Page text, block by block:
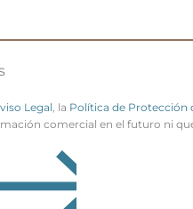
Legal , la Política de Protección
comercial en el futuro ni